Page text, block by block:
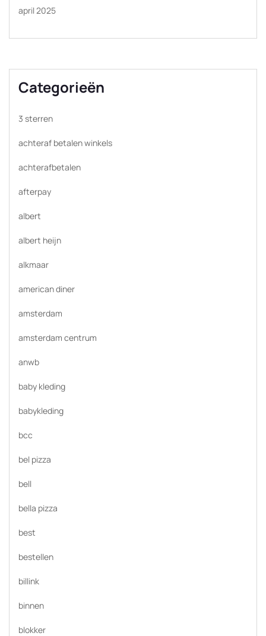
april 2025
Categorieën
3 sterren
achteraf betalen winkels
achterafbetalen
afterpay
albert
albert heijn
alkmaar
american diner
amsterdam
amsterdam centrum
anwb
baby kleding
babykleding
bcc
bel pizza
bell
bella pizza
best
bestellen
billink
binnen
blokker